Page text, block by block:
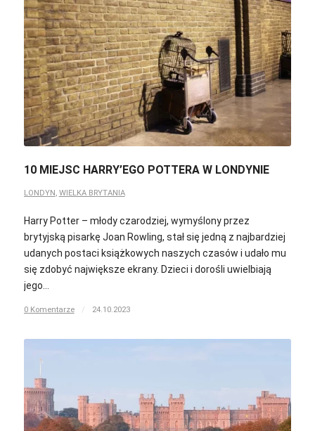
10 MIEJSC HARRY’EGO POTTERA W LONDYNIE
LONDYN , WIELKA BRYTANIA
Harry Potter – młody czarodziej, wymyślony przez
brytyjską pisarkę Joan Rowling, stał się jedną z najbardziej
udanych postaci książkowych naszych czasów i udało mu
się zdobyć największe ekrany. Dzieci i dorośli uwielbiają
jego…
0 Komentarze / 24.10.2023